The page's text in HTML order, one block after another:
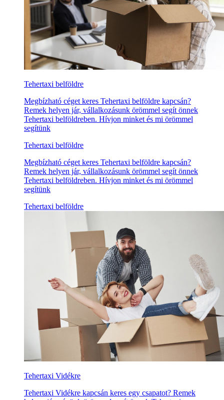
Tehertaxi belföldre
Megbízható céget keres Tehertaxi belföldre kapcsán?
Remek helyen jár, vállalkozásunk örömmel segít önnek
Tehertaxi belföldreben. Hívjon minket és mi örömmel
segítünk
Tehertaxi belföldre
Megbízható céget keres Tehertaxi belföldre kapcsán?
Remek helyen jár, vállalkozásunk örömmel segít önnek
Tehertaxi belföldreben. Hívjon minket és mi örömmel
segítünk
Tehertaxi belföldre
Tehertaxi Vidékre
Tehertaxi Vidékre kapcsán keres egy csapatot? Remek